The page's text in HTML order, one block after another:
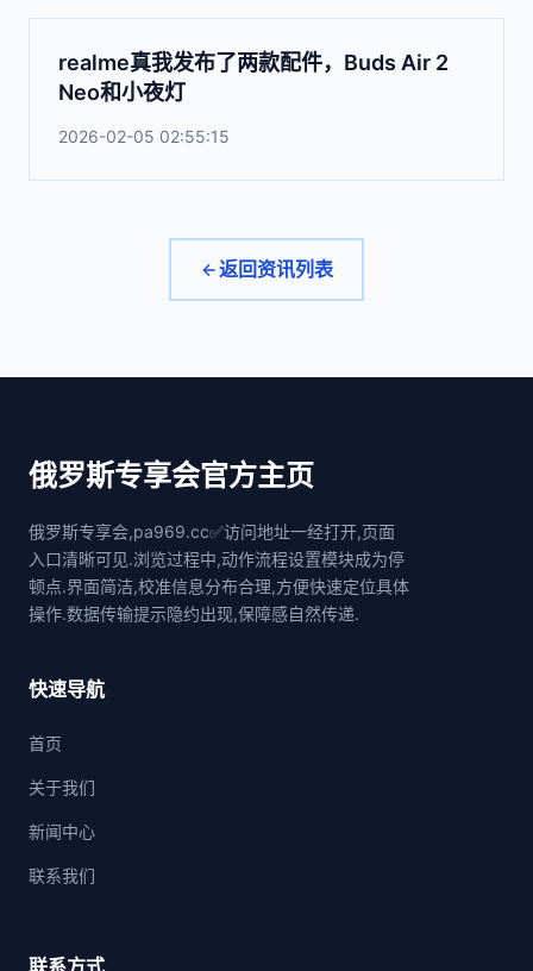
realme真我发布了两款配件，Buds Air 2
Neo和小夜灯
2026-02-05 02:55:15
返回资讯列表
俄罗斯专享会官方主页
俄罗斯专享会,pa969.cc✅访问地址一经打开,页面
入口清晰可见.浏览过程中,动作流程设置模块成为停
顿点.界面简洁,校准信息分布合理,方便快速定位具体
操作.数据传输提示隐约出现,保障感自然传递.
快速导航
首页
关于我们
新闻中心
联系我们
联系方式